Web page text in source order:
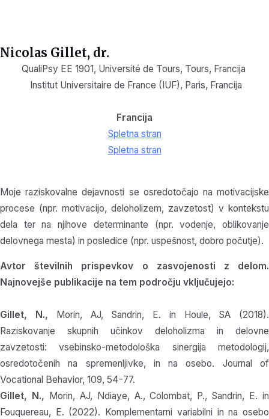
Nicolas Gillet, dr.
QualiPsy EE 1901, Université de Tours, Tours, Francija
Institut Universitaire de France (IUF), Paris, Francija
Francija
Spletna stran
Spletna stran
Moje raziskovalne dejavnosti se osredotočajo na motivacijske
procese (npr. motivacijo, deloholizem, zavzetost) v kontekstu
dela ter na njihove determinante (npr. vodenje, oblikovanje
delovnega mesta) in posledice (npr. uspešnost, dobro počutje).
Avtor številnih prispevkov o zasvojenosti z delom.
Najnovejše publikacije na tem področju vključujejo:
Gillet, N.,
Morin, AJ, Sandrin, E. in Houle, SA (2018).
Raziskovanje skupnih učinkov deloholizma in delovne
zavzetosti: vsebinsko-metodološka sinergija metodologij,
osredotočenih na spremenljivke, in na osebo. Journal of
Vocational Behavior, 109, 54-77.
Gillet, N.,
Morin, AJ, Ndiaye, A., Colombat, P., Sandrin, E. in
Fouquereau, E. (2022). Komplementarni variabilni in na osebo